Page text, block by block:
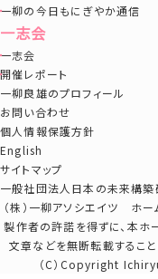
一柳の今日もにぎやか通信
一志会
一志会
開催レポート
一柳良雄のプロフィール
お問い合わせ
個人情報保護方針
English
サイトマップ
一般社団法人日本の未来構築
（株）一柳アソシエイツ ホー
製作者の許諾を得ずに、本ホ
文章などを無断転載するこ
（C）Copyright